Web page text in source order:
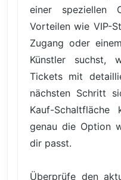
einer speziellen
Vorteilen wie VIP-
Zugang oder
Künstler suchst,
Tickets mit
nächsten Schritt
Kauf-
genau die Option
dir passt.
Überprüfe den